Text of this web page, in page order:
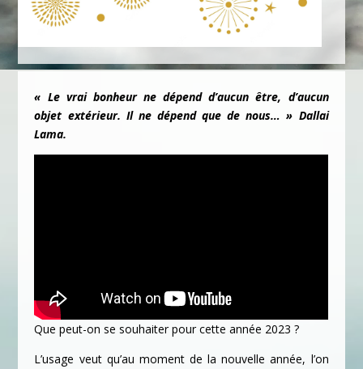
« Le vrai bonheur ne dépend d’aucun être, d’aucun
objet extérieur. Il ne dépend que de nous… » Dallai
Lama.
Que peut-on se souhaiter pour cette année 2023 ?
L’usage veut qu’au moment de la nouvelle année, l’on